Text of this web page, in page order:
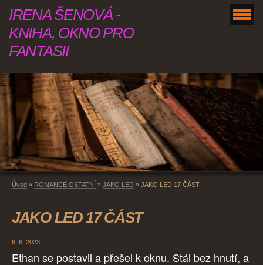
IRENA ŠENOVÁ -
KNIHA, OKNO PRO
FANTASII
Úvod » ROMANCE OSTATNÍ » JAKO LED » JAKO LED 17 ČÁST
JAKO LED 17 ČÁST
6. 6. 2023
Ethan se postavil a přešel k oknu. Stál bez hnutí, a